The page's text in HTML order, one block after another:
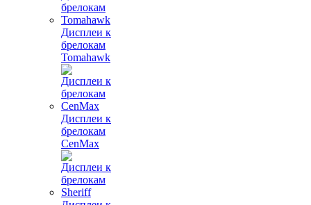
Дисплеи к
брелокам
Tomahawk
Дисплеи к
брелокам
CenMax